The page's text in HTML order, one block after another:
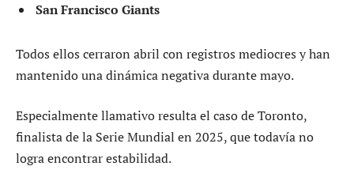
San Francisco Giants
Todos ellos cerraron abril con registros mediocres y han
mantenido una dinámica negativa durante mayo.
Especialmente llamativo resulta el caso de Toronto,
finalista de la Serie Mundial en 2025, que todavía no
logra encontrar estabilidad.